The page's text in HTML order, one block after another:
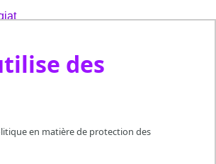
des
en matière de protection des